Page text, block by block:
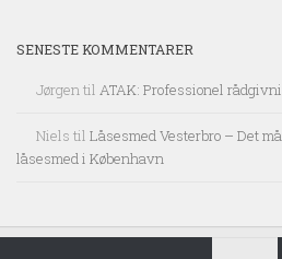
SENESTE KOMMENTARER
Jørgentil ATAK: Professionel
Niels til Låsesmed Vesterbro – Det
låsesmed i København